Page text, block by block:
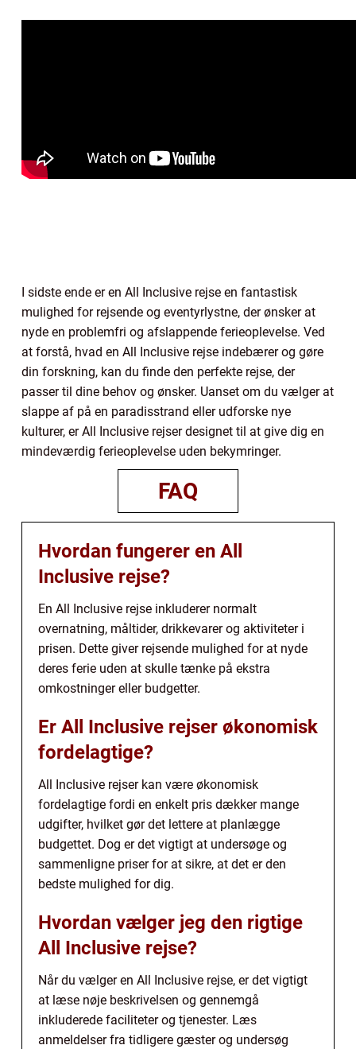
I sidste ende er en All Inclusive rejse en fantastisk
mulighed for rejsende og eventyrlystne, der ønsker at
nyde en problemfri og afslappende ferieoplevelse. Ved
at forstå, hvad en All Inclusive rejse indebærer og gøre
din forskning, kan du finde den perfekte rejse, der
passer til dine behov og ønsker. Uanset om du vælger at
slappe af på en paradisstrand eller udforske nye
kulturer, er All Inclusive rejser designet til at give dig en
mindeværdig ferieoplevelse uden bekymringer.
FAQ
Hvordan fungerer en All
Inclusive rejse?
En All Inclusive rejse inkluderer normalt
overnatning, måltider, drikkevarer og aktiviteter i
prisen. Dette giver rejsende mulighed for at nyde
deres ferie uden at skulle tænke på ekstra
omkostninger eller budgetter.
Er All Inclusive rejser økonomisk
fordelagtige?
All Inclusive rejser kan være økonomisk
fordelagtige fordi en enkelt pris dækker mange
udgifter, hvilket gør det lettere at planlægge
budgettet. Dog er det vigtigt at undersøge og
sammenligne priser for at sikre, at det er den
bedste mulighed for dig.
Hvordan vælger jeg den rigtige
All Inclusive rejse?
Når du vælger en All Inclusive rejse, er det vigtigt
at læse nøje beskrivelsen og gennemgå
inkluderede faciliteter og tjenester. Læs
anmeldelser fra tidligere gæster og undersøg